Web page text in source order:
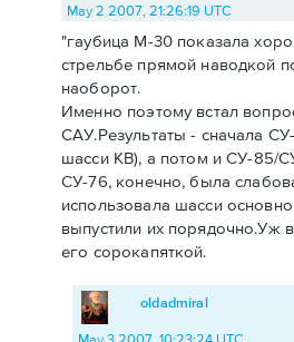
May 2 2007, 21:26:19 UTC
"гаубица М-30 показала
стрельбе прямой наводкой
наоборот.
Именно поэтому встал
САУ.Результаты - сначала
шасси КВ), а потом и СУ-85/
СУ-76, конечно, была
использовала шасси
выпустили их порядочно.Уж
его сорокапяткой.
oldadmiral